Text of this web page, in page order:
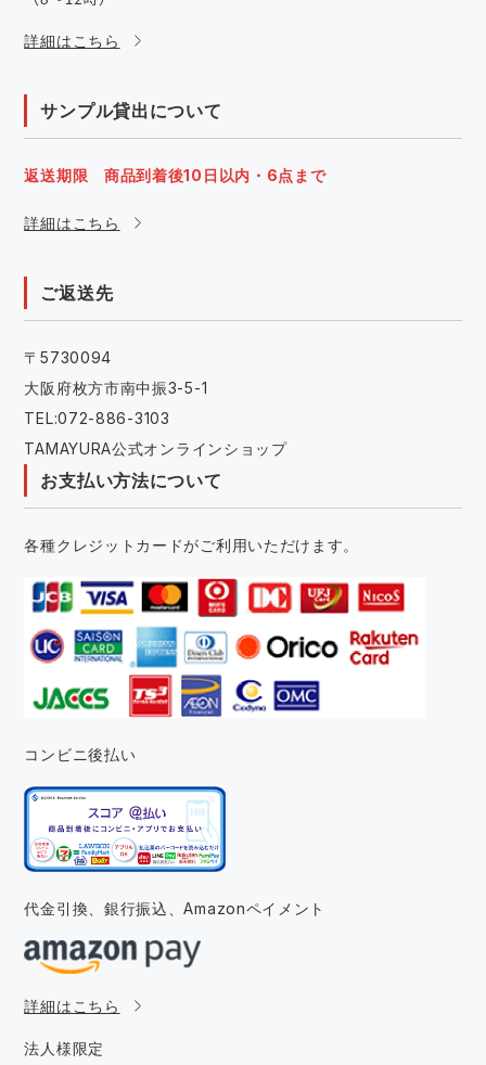
詳細はこちら
サンプル貸出について
返送期限 商品到着後10日以内・6点まで
詳細はこちら
ご返送先
〒5730094
大阪府枚方市南中振3-5-1
TEL:072-886-3103
TAMAYURA公式オンラインショップ
お支払い方法について
各種クレジットカードがご利用いただけます。
コンビニ後払い
代金引換、銀行振込、Amazonペイメント
詳細はこちら
法人様限定